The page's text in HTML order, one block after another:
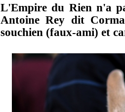
L'Empire du Rien n'a
Antoine Rey dit
souchien (faux-ami) et